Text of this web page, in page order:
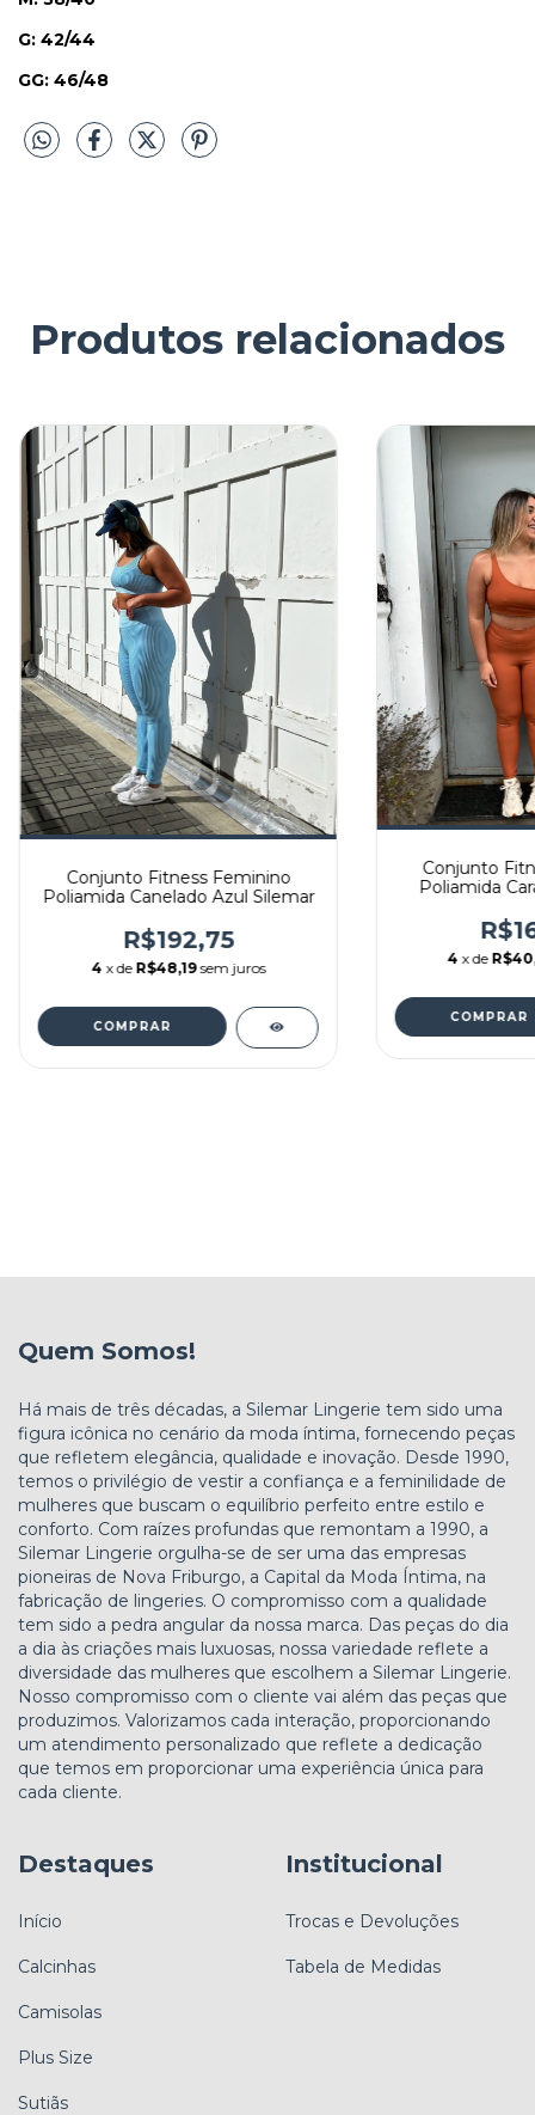
G: 42/44
GG: 46/48
Produtos relacionados
Conjunto Fitness Feminino
Poliamida Canelado Azul Silemar
R$192,75
4 x de R$48,19 sem juros
COMPRAR
Conjunto
Poliamida
4 x de
COMPRAR
Quem Somos!
Há mais de três décadas, a Silemar Lingerie tem sido uma
figura icônica no cenário da moda íntima, fornecendo peças
que refletem elegância, qualidade e inovação. Desde 1990,
temos o privilégio de vestir a confiança e a feminilidade de
mulheres que buscam o equilíbrio perfeito entre estilo e
conforto. Com raízes profundas que remontam a 1990, a
Silemar Lingerie orgulha-se de ser uma das empresas
pioneiras de Nova Friburgo, a Capital da Moda Íntima, na
fabricação de lingeries. O compromisso com a qualidade
tem sido a pedra angular da nossa marca. Das peças do dia
a dia às criações mais luxuosas, nossa variedade reflete a
diversidade das mulheres que escolhem a Silemar Lingerie.
Nosso compromisso com o cliente vai além das peças que
produzimos. Valorizamos cada interação, proporcionando
um atendimento personalizado que reflete a dedicação
que temos em proporcionar uma experiência única para
cada cliente.
Destaques
Início
Calcinhas
Camisolas
Plus Size
Sutiãs
Institucional
Trocas e Devoluções
Tabela de Medidas